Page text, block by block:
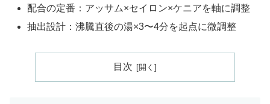
配合の定番：アッサム×セイロン×ケニアを軸に調整
抽出設計：沸騰直後の湯×3〜4分を起点に微調整
目次